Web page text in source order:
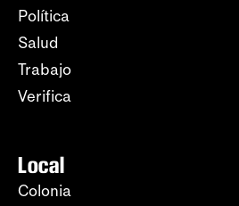
Política
Salud
Trabajo
Verifica
Local
Colonia